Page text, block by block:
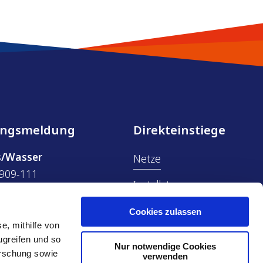
mithilfe von
und so
sowie
Cookies zulassen
Nur notwendige Cookies
verwenden
Wasser
111
333
Direkteinstiege
Netze
Installateure
ÖPNV
Aktuelle Baustellen